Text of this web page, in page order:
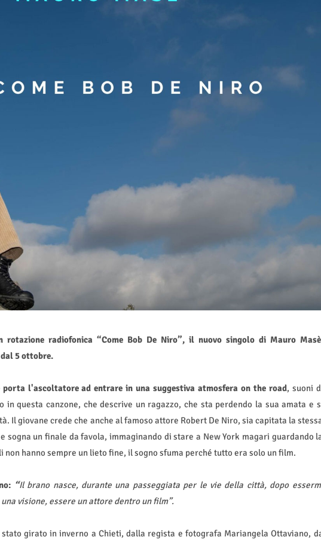
rotazione radiofonica “Come Bob De Niro”, il nuovo singolo di Mauro
5 ottobre.
porta l'ascoltatore ad entrare in una suggestiva atmosfera on the road, suoni
in questa canzone, che descrive un ragazzo, che sta perdendo la sua amata e
Il giovane crede che anche al famoso attore Robert De Niro, sia capitata la
sogna un finale da favola, immaginando di stare a New York magari guardando
hanno sempre un lieto fine, il sogno sfuma perché tutto era solo un film.
“Il brano nasce, durante una passeggiata per le vie della città, dopo
visione, essere un attore dentro un film”.
girato in inverno a Chieti, dalla regista e fotografa Mariangela Ottaviano,